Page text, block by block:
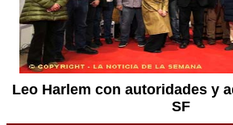
Leo Harlem con autoridades y
SF